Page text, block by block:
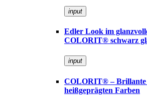
input
Edler Look im
COLORIT® schwarz
input
COLORIT® – Brillante
heißgeprägten Farben